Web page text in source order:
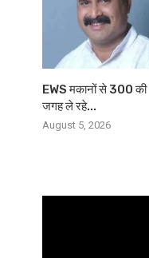
EWS मकानों से 300 की
जगह ले रहे...
August 5, 2026